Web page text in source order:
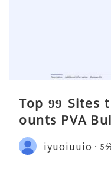
Top 99 Sites
ounts PVA
iyuoiuuio 5